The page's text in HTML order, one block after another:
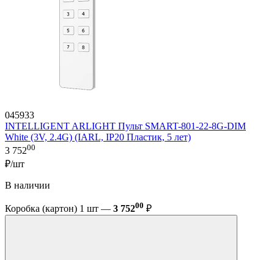
045933
INTELLIGENT ARLIGHT Пульт SMART-801-22-8G-DIM
White (3V, 2.4G) (IARL, IP20 Пластик, 5 лет)
3 75200
₽/шт
В наличии
Коробка (картон) 1 шт — 3 75200 ₽